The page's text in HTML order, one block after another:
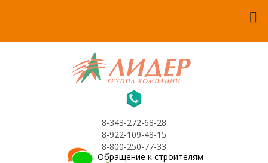
8-343-272-68-28
8-922-109-48-15
8-800-250-77-33
Обращение к строителям